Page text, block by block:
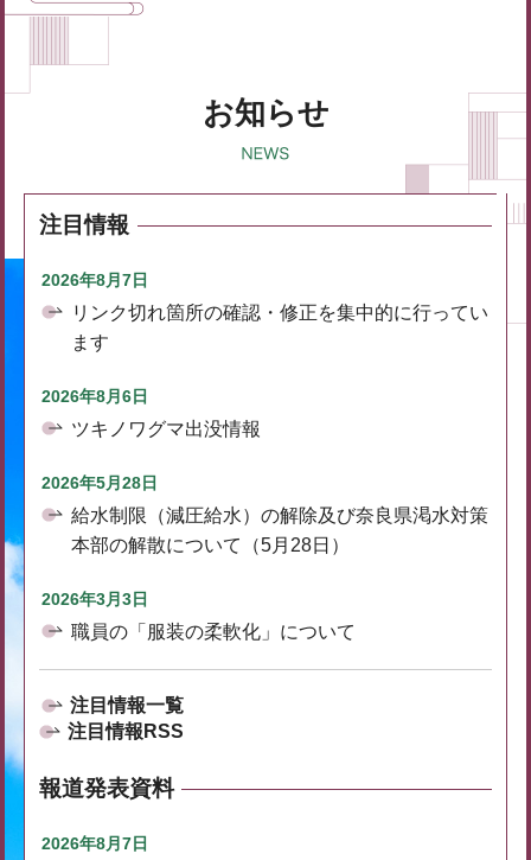
お知らせ
注目情報
2026年8月7日
リンク切れ箇所の確認・修正を集中的に行ってい
ます
2026年8月6日
ツキノワグマ出没情報
2026年5月28日
給水制限（減圧給水）の解除及び奈良県渇水対策
本部の解散について（5月28日）
2026年3月3日
職員の「服装の柔軟化」について
注目情報一覧
注目情報RSS
報道発表資料
2026年8月7日